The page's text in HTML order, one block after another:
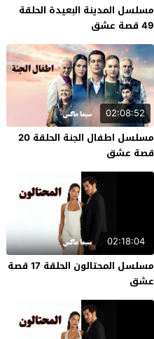
مسلسل المدينة البعيدة الحلقة
49 قصة عشق
02:08:52
مسلسل اطفال الجنة الحلقة 20
قصة عشق
02:18:04
مسلسل المحتالون الحلقة 17 قصة
عشق